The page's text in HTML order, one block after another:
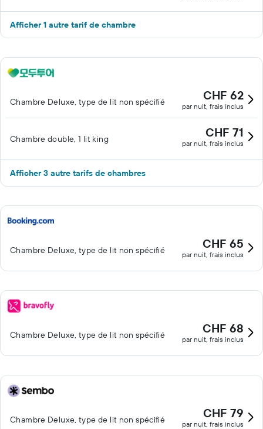
Afficher 1 autre tarif de chambre
Chambre Deluxe, type de lit non spécifié CHF 62
par nuit, frais inclus
Chambre double, 1 lit king CHF 71
par nuit, frais inclus
Afficher 3 autre tarifs de chambres
Chambre Deluxe, type de lit non spécifié CHF 65
par nuit, frais inclus
Chambre Deluxe, type de lit non spécifié CHF 68
par nuit, frais inclus
Chambre Deluxe, type de lit non spécifié CHF 79
par nuit, frais inclus